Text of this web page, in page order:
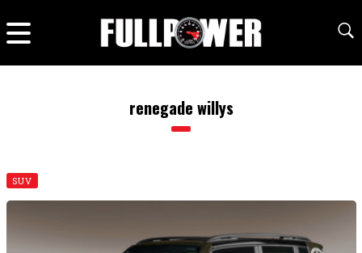
renegade willys
SUV